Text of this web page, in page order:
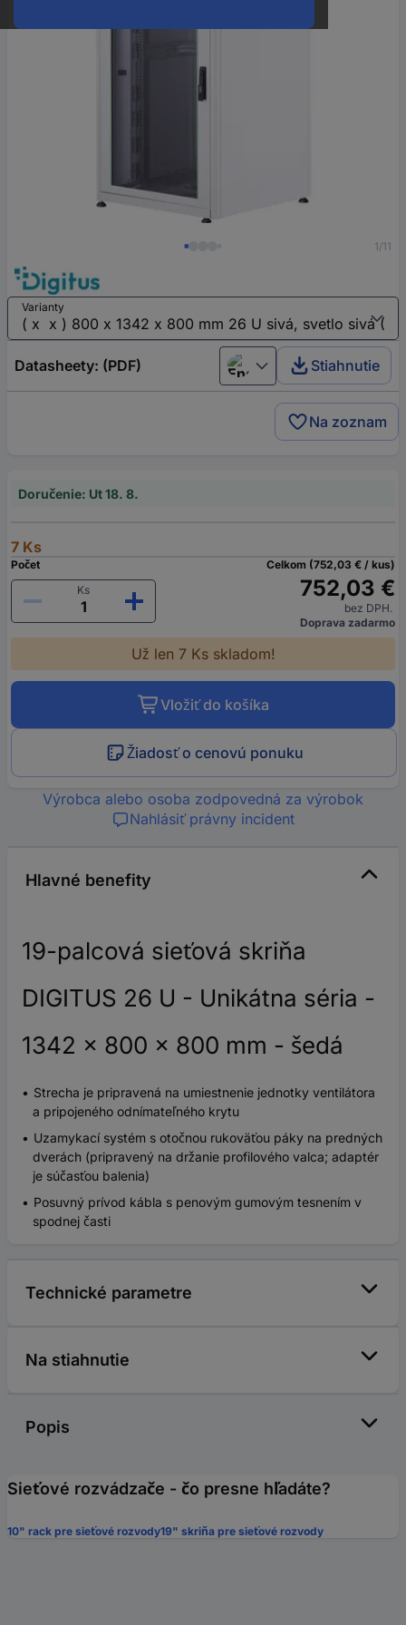
1/11
Varianty
Datasheety: (PDF) English Stiahnutie
Na zoznam
Doručenie: Ut 18. 8.
7 Ks
Počet
Ks
Celkom (752,03 € / kus)
752,03 €
bez DPH.
Doprava zadarmo
Už len 7 Ks skladom!
Vložiť do košíka
Žiadosť o cenovú ponuku
Výrobca alebo osoba zodpovedná za výrobok
Nahlásiť právny incident
Hlavné benefity
19-palcová sieťová skriňa
DIGITUS 26 U - Unikátna séria -
1342 x 800 x 800 mm - šedá
Strecha je pripravená na umiestnenie jednotky ventilátora
a pripojeného odnímateľného krytu
Uzamykací systém s otočnou rukoväťou páky na predných
dverách (pripravený na držanie profilového valca; adaptér
je súčasťou balenia)
Posuvný prívod kábla s penovým gumovým tesnením v
spodnej časti
Technické parametre
Na stiahnutie
Popis
Sieťové rozvádzače - čo presne hľadáte?
10" rack pre sieťové rozvody19" skriňa pre sieťové rozvody